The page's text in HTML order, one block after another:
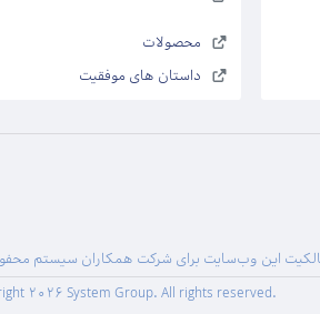
محصولات
داستان های موفقیت
این وب‌سایت برای شرکت همکاران سیستم
2026 System Group. All rights reserved.